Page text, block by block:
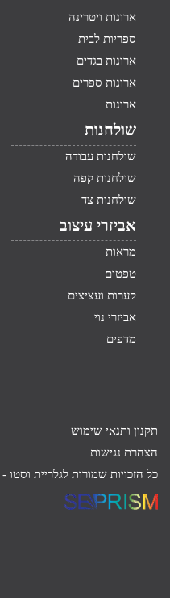
ארונות ויטרינה
ספריות לבית
ארונות בגדים
ארונות ספרים
ארונות
שולחנות
שולחנות עבודה
שולחנות קפה
שולחנות צד
אביזרי עיצוב
מראות
טפטים
קערות ועציצים
אביזרי נוי
מדפים
תקנון ותנאי שימוש
הצהרת נגישות
כל הזכויות שמורות לגלריית וסטו -